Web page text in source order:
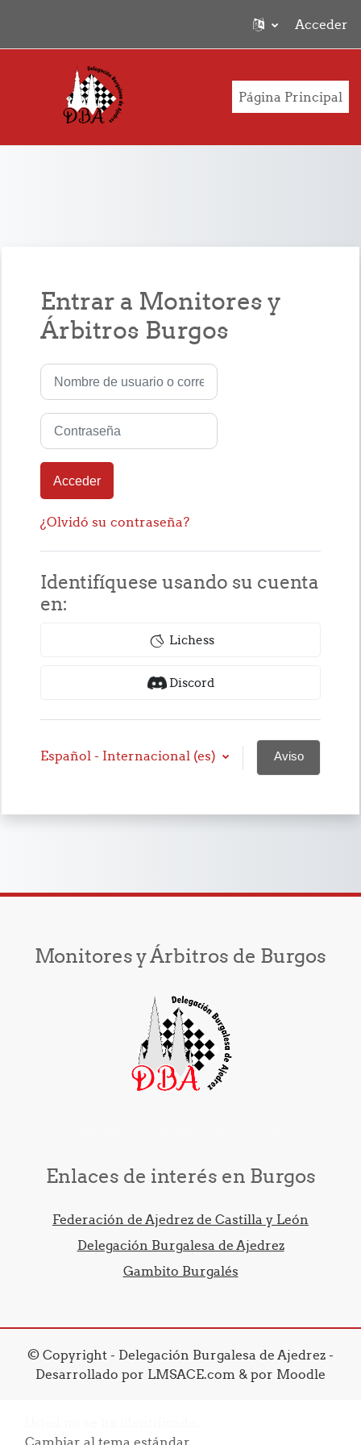
Acceder
Página Principal
Entrar a Monitores y
Árbitros Burgos
Nombre de usuario o correo electrónico
Contraseña
Acceder
¿Olvidó su contraseña?
Identifíquese usando su cuenta
en:
Lichess
Discord
Español - Internacional ‎(es)‎
Aviso
Monitores y Árbitros de Burgos
Enlaces de interés en Burgos
Federación de Ajedrez de Castilla y León
Delegación Burgalesa de Ajedrez
Gambito Burgalés
© Copyright - Delegación Burgalesa de Ajedrez -
Desarrollado por LMSACE.com & por Moodle
Cambiar al tema estándar